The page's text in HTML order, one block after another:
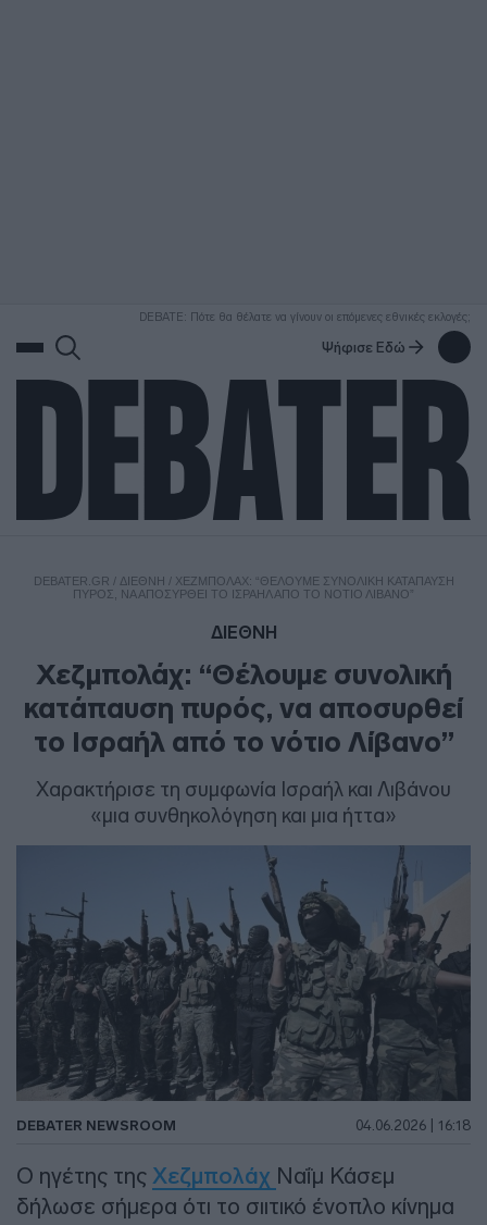
DEBATE: Πότε θα θέλατε να γίνουν οι επόμενες εθνικές εκλογές;
Ψήφισε Εδώ
DEBATER.GR / ΔΙΕΘΝΗ / ΧΕΖΜΠΟΛΆΧ: “ΘΈΛΟΥΜΕ ΣΥΝΟΛΙΚΉ ΚΑΤΆΠΑΥΣΗ
ΠΥΡΌΣ, ΝΑ ΑΠΟΣΥΡΘΕΊ ΤΟ ΙΣΡΑΉΛ ΑΠΌ ΤΟ ΝΌΤΙΟ ΛΊΒΑΝΟ”
ΔΙΕΘΝΗ
Χεζμπολάχ: “Θέλουμε συνολική
κατάπαυση πυρός, να αποσυρθεί
το Ισραήλ από το νότιο Λίβανο”
Χαρακτήρισε τη συμφωνία Ισραήλ και Λιβάνου
«μια συνθηκολόγηση και μια ήττα»
DEBATER NEWSROOM 04.06.2026 | 16:18
Ο ηγέτης της Χεζμπολάχ Ναΐμ Κάσεμ
δήλωσε σήμερα ότι το σιιτικό ένοπλο κίνημα